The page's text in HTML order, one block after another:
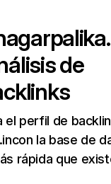
de
el perfil de
la base de
rápida que